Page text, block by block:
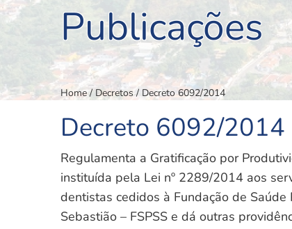
Publicações
Home/ Decretos/ Decreto 6092/2014
Decreto 6092/2014
Regulamenta a Gratificação por
instituída pela Lei nº 2289/2014 aos
dentistas cedidos à Fundação de Saúde
Sebastião – FSPSS e dá outras